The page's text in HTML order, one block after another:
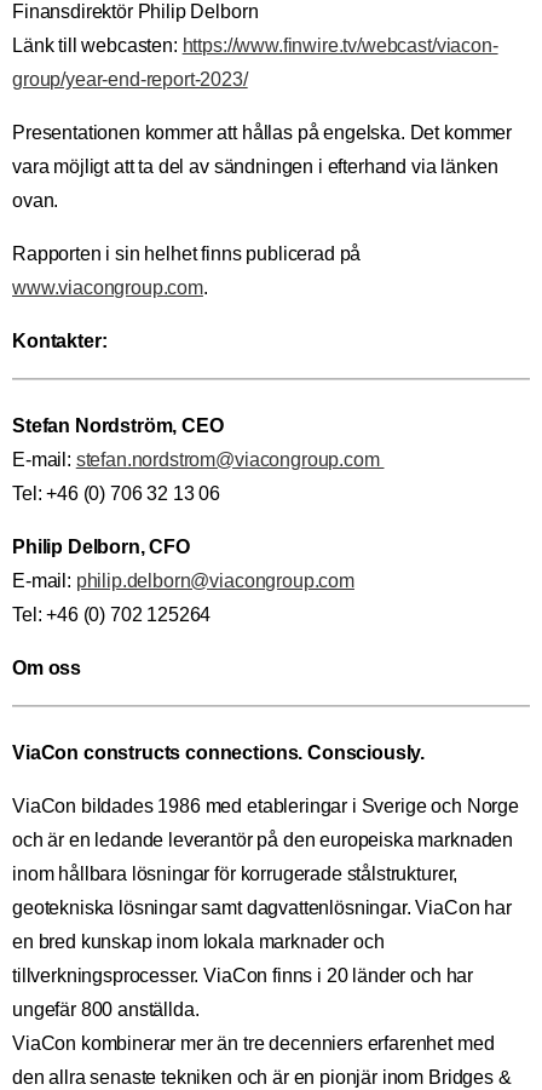
Finansdirektör Philip Delborn
Länk till webcasten: https://www.finwire.tv/webcast/viacon-
group/year-end-report-2023/
Presentationen kommer att hållas på engelska. Det kommer
vara möjligt att ta del av sändningen i efterhand via länken
ovan.
Rapporten i sin helhet finns publicerad på
www.viacongroup.com.
Kontakter:
Stefan Nordström, CEO
E-mail: stefan.nordstrom@viacongroup.com
Tel: +46 (0) 706 32 13 06
Philip Delborn, CFO
E-mail: philip.delborn@viacongroup.com
Tel: +46 (0) 702 125264
Om oss
ViaCon constructs connections. Consciously.
ViaCon bildades 1986 med etableringar i Sverige och Norge
och är en ledande leverantör på den europeiska marknaden
inom hållbara lösningar för korrugerade stålstrukturer,
geotekniska lösningar samt dagvattenlösningar. ViaCon har
en bred kunskap inom lokala marknader och
tillverkningsprocesser. ViaCon finns i 20 länder och har
ungefär 800 anställda.
ViaCon kombinerar mer än tre decenniers erfarenhet med
den allra senaste tekniken och är en pionjär inom Bridges &